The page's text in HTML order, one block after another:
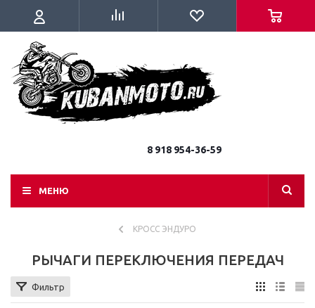
8 918 954-36-59
МЕНЮ
КРОСС ЭНДУРО
РЫЧАГИ ПЕРЕКЛЮЧЕНИЯ ПЕРЕДАЧ
Фильтр